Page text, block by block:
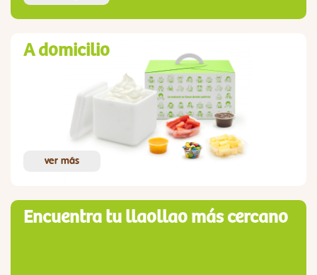
A domicilio
ver más
Encuentra tu llaollao más cercano